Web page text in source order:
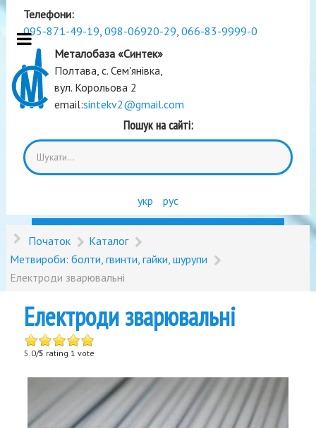
Телефони:
095-871-49-19, 098-06920-29, 066-83-9999-0
Металобаза «Синтек»
Полтава, с. Сем'янівка,
вул. Корольова 2
email:sintekv2@gmail.com
Пошук на сайті:
укр рус
Початок
Каталог
Метвироби: болти, гвинти, гайки, шурупи
Електроди зварювальні
Електроди зварювальні
5.0/5 rating 1 vote